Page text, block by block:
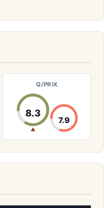
Q/PRIX
8.3
▲
7.9